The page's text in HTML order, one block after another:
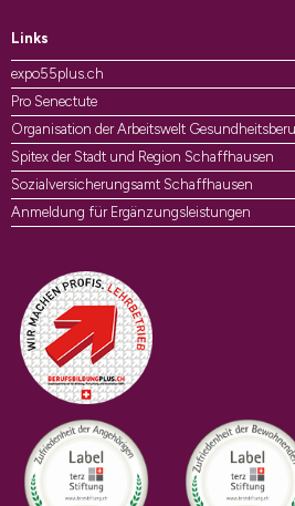
Links
expo55plus.ch
Pro Senectute
Organisation der Arbeitswelt
Spitex der Stadt und Region Schaffhausen
Sozialversicherungsamt Schaffhausen
Anmeldung für Ergänzungsleistungen
Auszeichnungen